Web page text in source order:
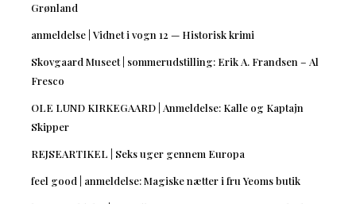
Grønland
anmeldelse | Vidnet i vogn 12 — Historisk krimi
Skovgaard Museet | sommerudstilling: Erik A. Frandsen – Al
Fresco
OLE LUND KIRKEGAARD | Anmeldelse: Kalle og Kaptajn
Skipper
REJSEARTIKEL | Seks uger gennem Europa
feel good | anmeldelse: Magiske nætter i fru Yeoms butik